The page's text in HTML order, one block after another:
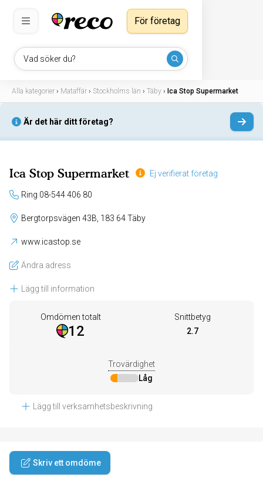
Vad söker du?
För företag
Alla kategorier › Mataffär › Stockholms län › Täby › Ica Stop Supermarket
Är det här ditt företag?
Ica Stop Supermarket Ej verifierat företag
Ring 08-544 406 80
Bergtorpsvägen 43B, 183 64 Täby
www.icastop.se
Ändra adress
Lägg till information
Omdömen totalt
12
Snittbetyg
2.7
Trovärdighet
Låg
Lägg till verksamhetsbeskrivning
Skriv ett omdöme